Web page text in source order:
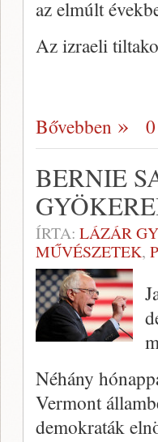
az elmúlt
Az izraeli
Bővebben
BERNIE
ÍRTA: LÁZÁR
MŰVÉSZETEK,
Néhány
Vermont
demokraták